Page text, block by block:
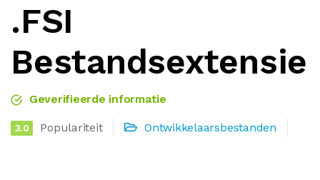
.FSI
Bestandsextensie
Geverifieerde informatie
3.0 Populariteit Ontwikkelaarsbestanden